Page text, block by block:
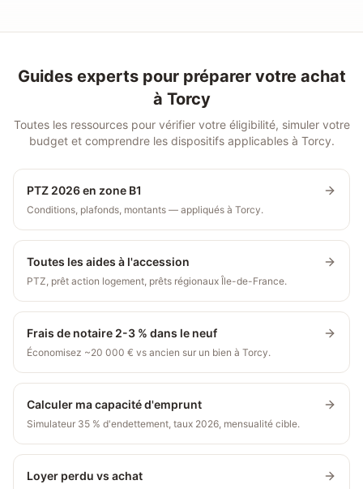
Guides experts pour préparer votre achat
à Torcy
Toutes les ressources pour vérifier votre éligibilité, simuler votre
budget et comprendre les dispositifs applicables à Torcy.
PTZ 2026 en zone B1
Conditions, plafonds, montants — appliqués à Torcy.
Toutes les aides à l'accession
PTZ, prêt action logement, prêts régionaux Île-de-France.
Frais de notaire 2-3 % dans le neuf
Économisez ~20 000 € vs ancien sur un bien à Torcy.
Calculer ma capacité d'emprunt
Simulateur 35 % d'endettement, taux 2026, mensualité cible.
Loyer perdu vs achat